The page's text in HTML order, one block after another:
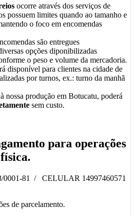
ocorre através dos serviços de
possuem limites quando ao tamanho e
o foco em encomendas
são entregues
opções diponibilizadas
o peso e volume da mercadoria.
disponível para clientes na cidade de
por turnos, ex.: turno da manhã
nossa produção em Botucatu, poderá
sem custo.
para operações
.
0001-81 / CELULAR 14997460571
de parcelamento.